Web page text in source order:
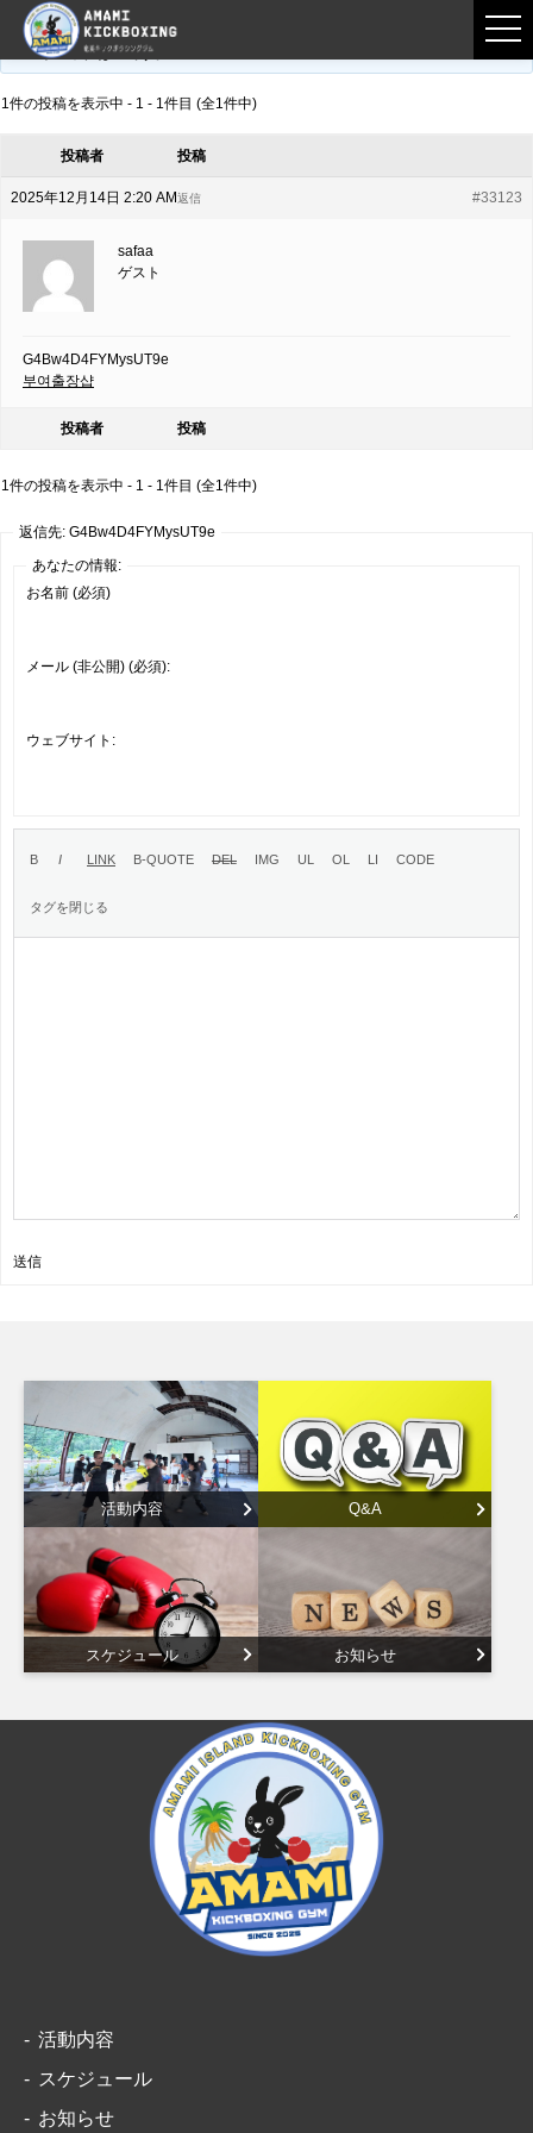
フロントページ › フォーラム
このトピックは空です。
1件の投稿を表示中 - 1 - 1件目 (全1件中)
投稿者 投稿
2025年12月14日 2:20 AM #33123
返信
safaa
ゲスト
G4Bw4D4FYMysUT9e
부여출장샵
投稿者 投稿
1件の投稿を表示中 - 1 - 1件目 (全1件中)
返信先: G4Bw4D4FYMysUT9e
あなたの情報:
お名前 (必須)
メール (非公開) (必須):
ウェブサイト:
送信
活動内容 Q&A
スケジュール お知らせ
活動内容
スケジュール
お知らせ